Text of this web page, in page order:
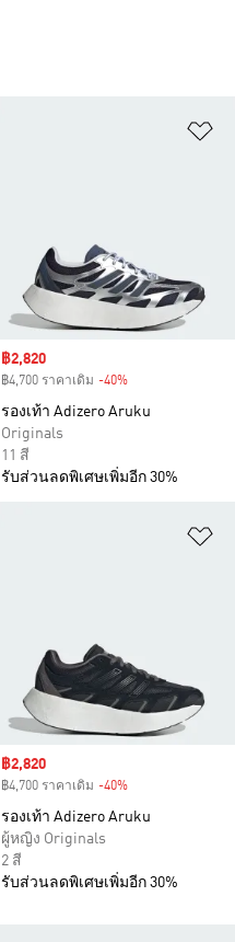
Sale price
฿2,820
฿4,700 ราคาเดิม -40%
รองเท้า Adizero Aruku
Originals
11 สี
รับส่วนลดพิเศษเพิ่มอีก 30%
Sale price
฿2,820
฿4,700 ราคาเดิม -40%
รองเท้า Adizero Aruku
ผู้หญิง Originals
2 สี
รับส่วนลดพิเศษเพิ่มอีก 30%